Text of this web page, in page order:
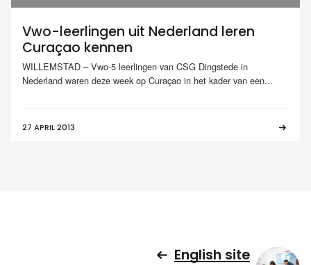
Vwo-leerlingen uit Nederland leren
Curaçao kennen
WILLEMSTAD – Vwo-5 leerlingen van CSG Dingstede in
Nederland waren deze week op Curaçao in het kader van een...
27 APRIL 2013
English site